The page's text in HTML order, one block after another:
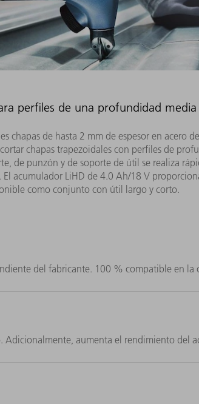
perfiles de una profundidad media
chapas de hasta 2 mm de espesor en acero
chapas trapezoidales con perfiles de
de punzón y de soporte de útil se realiza
acumulador LiHD de 4.0 Ah/18 V
como conjunto con útil largo y corto.
del fabricante. 100 % compatible en la
aumenta el rendimiento del